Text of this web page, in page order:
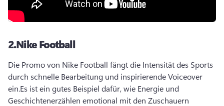
2.Nike Football
Die Promo von Nike Football fängt die Intensität des Sports
durch schnelle Bearbeitung und inspirierende Voiceover
ein.Es ist ein gutes Beispiel dafür, wie Energie und
Geschichtenerzählen emotional mit den Zuschauern